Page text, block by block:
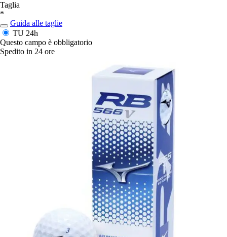
Taglia
*
Guida alle taglie
TU 24h
Questo campo è obbligatorio
Spedito in 24 ore